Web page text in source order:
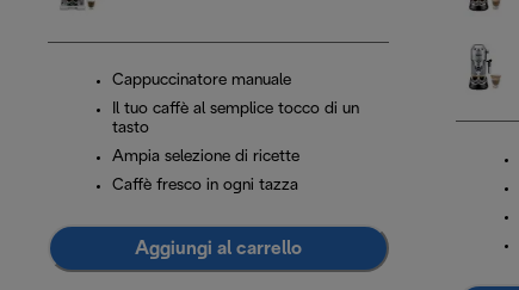
Cappuccinatore manuale
Il tuo caffè al semplice tocco di un
tasto
Ampia selezione di ricette
Caffè fresco in ogni tazza
Aggiungi al carrello